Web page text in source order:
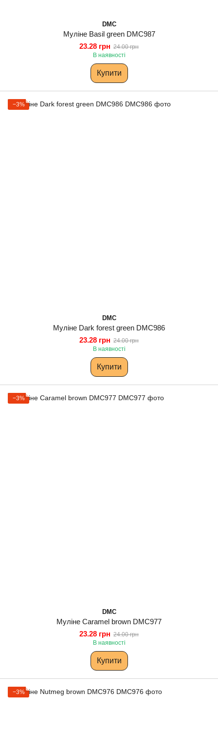
DMC
Муліне Basil green DMC987
23.28 грн 24.00 грн
В наявності
Купити
−3%
DMC
Муліне Dark forest green DMC986
23.28 грн 24.00 грн
В наявності
Купити
−3%
DMC
Муліне Caramel brown DMC977
23.28 грн 24.00 грн
В наявності
Купити
−3%